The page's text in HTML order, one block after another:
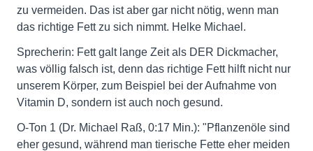
zu vermeiden. Das ist aber gar nicht nötig, wenn man
das richtige Fett zu sich nimmt. Helke Michael.
Sprecherin: Fett galt lange Zeit als DER Dickmacher,
was völlig falsch ist, denn das richtige Fett hilft nicht nur
unserem Körper, zum Beispiel bei der Aufnahme von
Vitamin D, sondern ist auch noch gesund.
O-Ton 1 (Dr. Michael Raß, 0:17 Min.): "Pflanzenöle sind
eher gesund, während man tierische Fette eher meiden